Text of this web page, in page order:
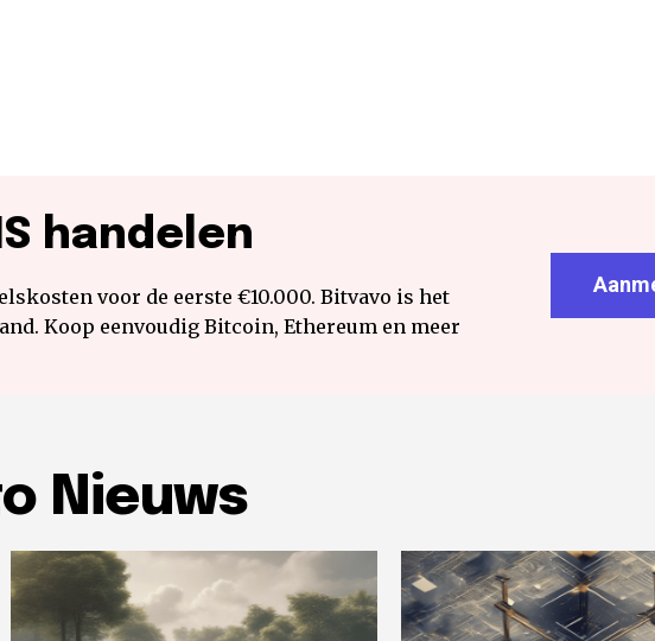
handelen
voor de eerste €10.000. Bitvavo is het
Koop eenvoudig Bitcoin, Ethereum en meer
Nieuws